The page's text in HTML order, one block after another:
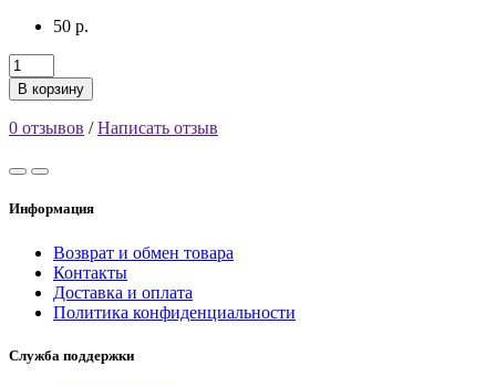
50 р.
В корзину
0 отзывов /Написать отзыв
Информация
Возврат и обмен товара
Контакты
Доставка и оплата
Политика конфиденциальности
Служба поддержки